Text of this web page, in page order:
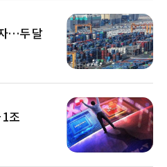
…두 달
1조